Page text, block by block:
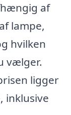
af
lampe,
hvilken
vælger.
ligger
inklusive